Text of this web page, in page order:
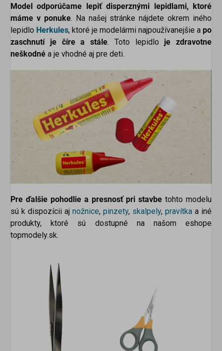
Model odporúčame lepiť disperznými lepidlami, ktoré
máme v ponuke. Na našej stránke nájdete okrem iného
lepidlo Herkules, ktoré je modelármi najpoužívanejšie a po
zaschnutí je číre a stále. Toto lepidlo je zdravotne
neškodné a je vhodné aj pre deti.
Pre ďalšie pohodlie a presnosť pri stavbe tohto modelu
sú k dispozícii aj nožnice, pinzety, skalpely, pravítka a iné
produkty, ktoré sú dostupné na našom eshope
topmodely.sk.